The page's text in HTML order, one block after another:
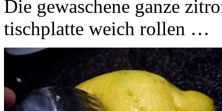
Die gewaschene ganze
tischplatte weich rollen …